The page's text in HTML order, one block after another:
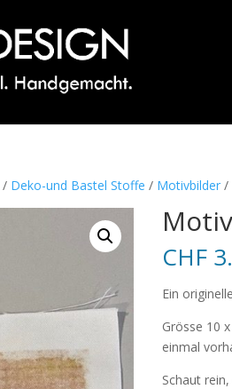
/ Deko-und Bastel Stoffe / Motivbilder /
CHF
Ein
Grösse 10
einmal
Schaut